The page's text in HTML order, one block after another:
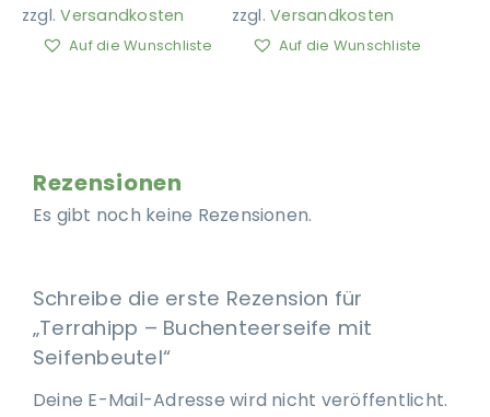
zzgl.Versandkosten
Auf die Wunschliste
zzgl.Versandkosten
Auf die Wunschliste
Rezensionen
Es gibt noch keine Rezensionen.
Schreibe die erste Rezension für
„Terrahipp – Buchenteerseife mit
Seifenbeutel“
Deine E-Mail-Adresse wird nicht veröffentlicht.